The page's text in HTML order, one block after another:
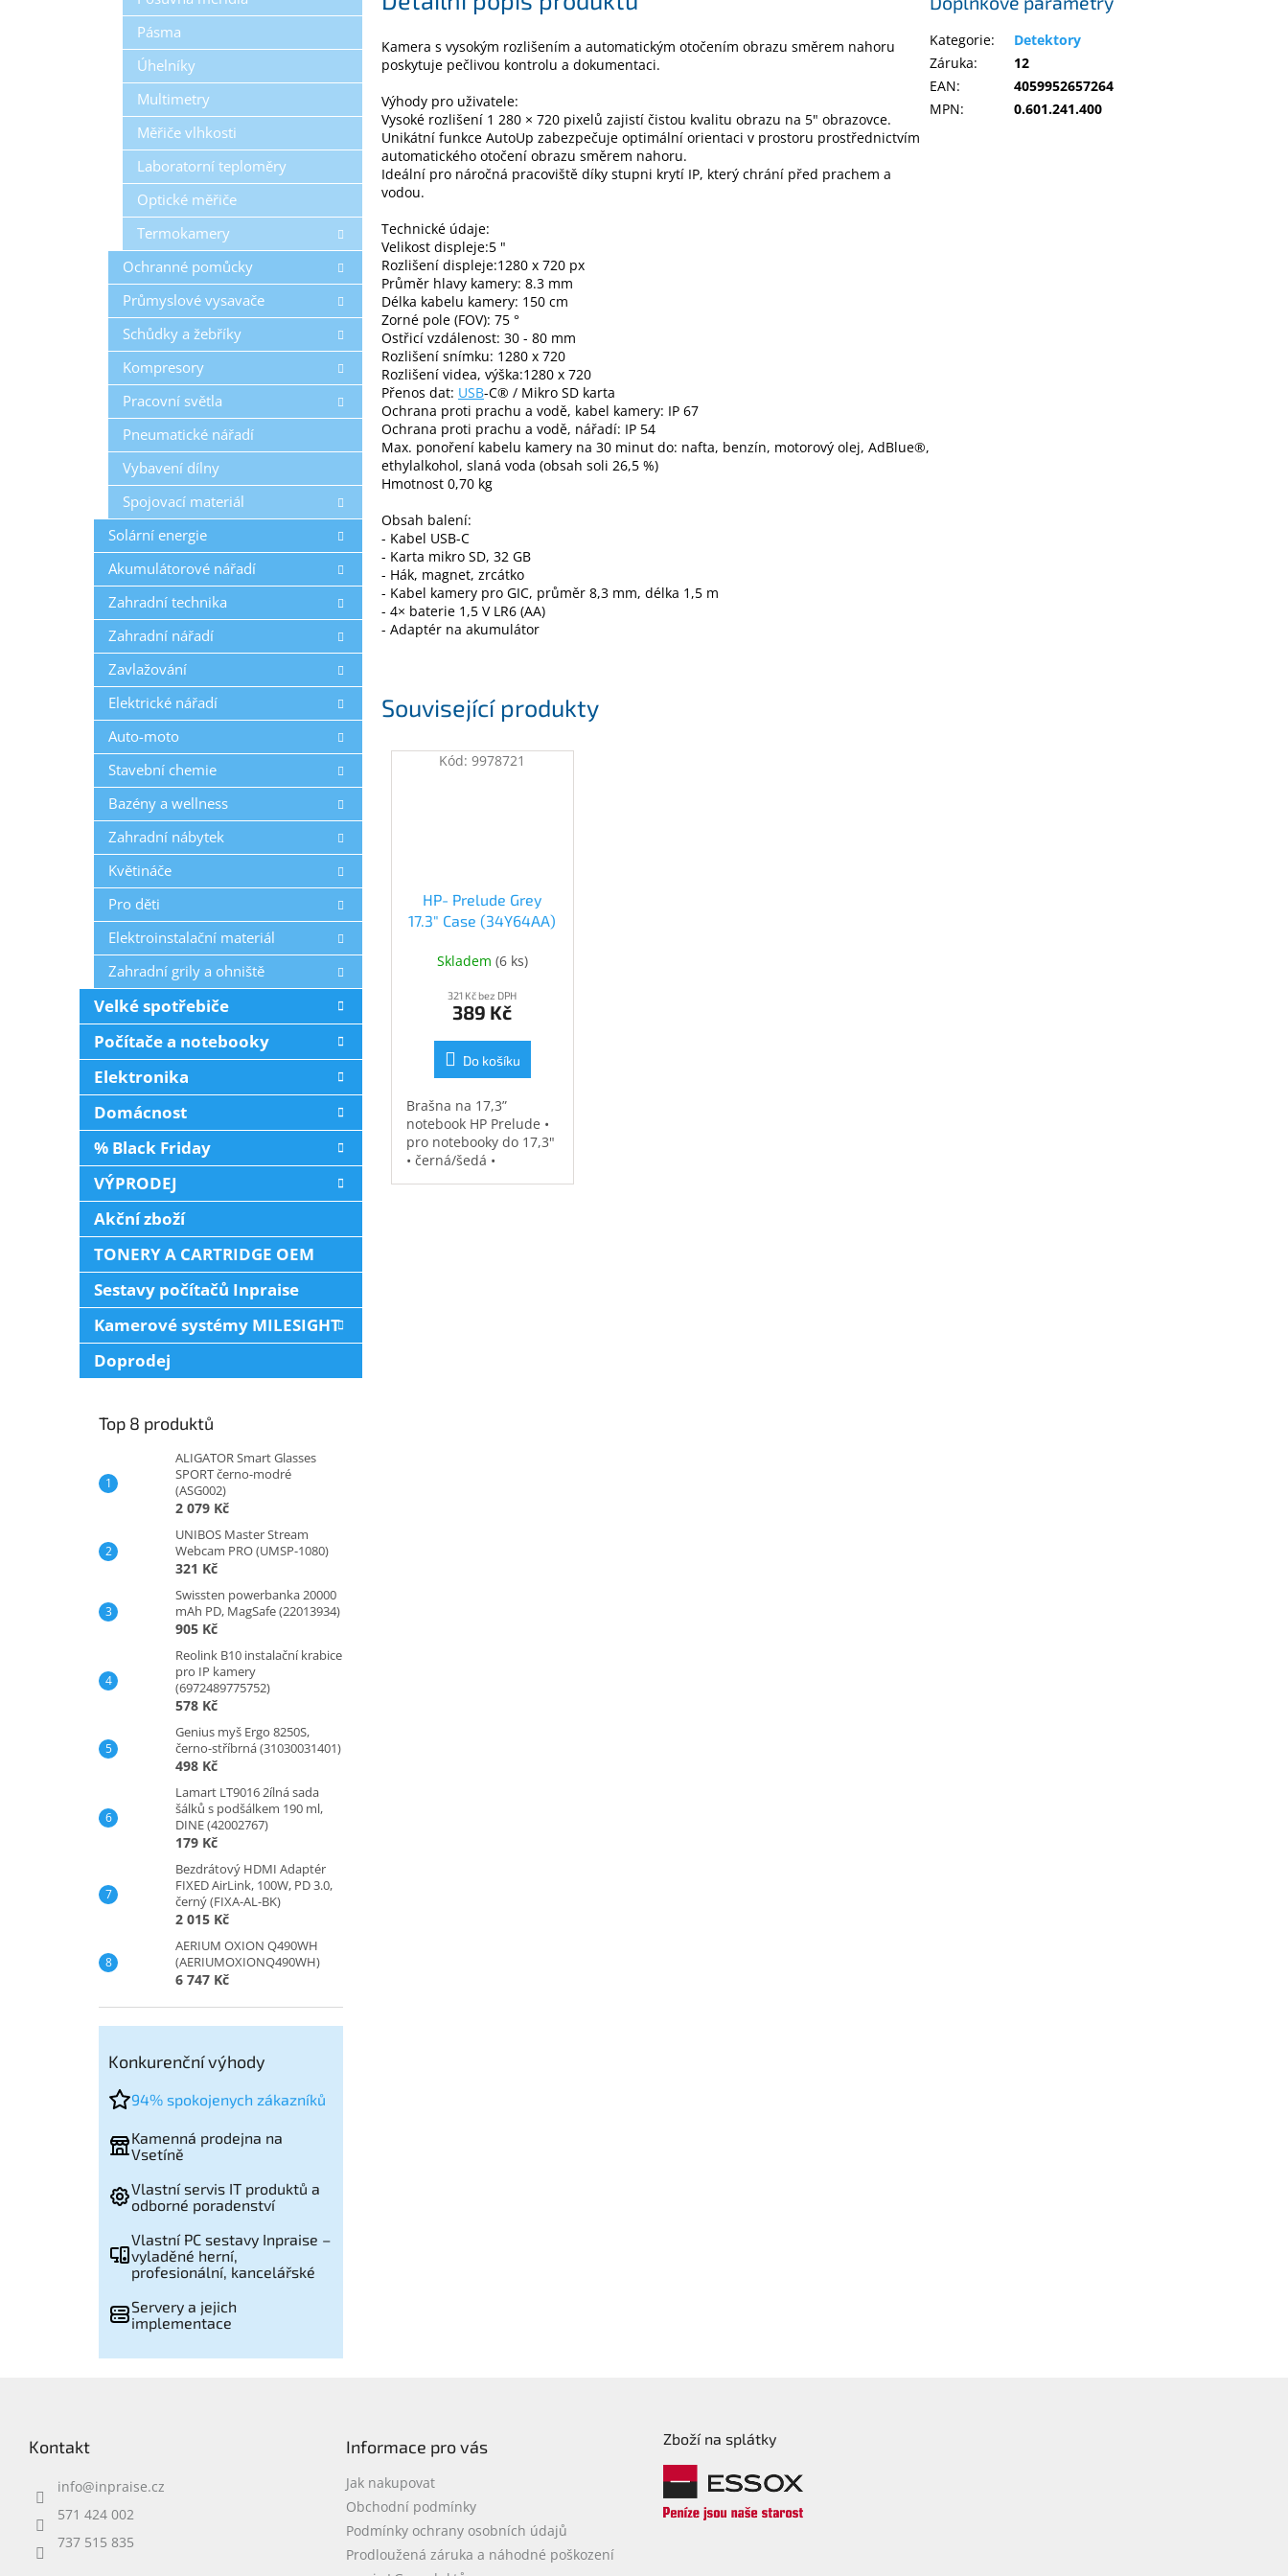
Pásma
Úhelníky
Multimetry
Měřiče vlhkosti
Laboratorní teploměry
Optické měřiče
Termokamery
Ochranné pomůcky
Průmyslové vysavače
Schůdky a žebříky
Kompresory
Pracovní světla
Pneumatické nářadí
Vybavení dílny
Spojovací materiál
Solární energie
Akumulátorové nářadí
Zahradní technika
Zahradní nářadí
Zavlažování
Elektrické nářadí
Auto-moto
Stavební chemie
Bazény a wellness
Zahradní nábytek
Květináče
Pro děti
Elektroinstalační materiál
Zahradní grily a ohniště
Velké spotřebiče
Počítače a notebooky
Elektronika
Domácnost
% Black Friday
VÝPRODEJ
Akční zboží
TONERY A CARTRIDGE OEM
Sestavy počítačů Inpraise
Kamerové systémy MILESIGHT
Doprodej
Top 8 produktů
ALIGATOR Smart Glasses
SPORT černo-modré
(ASG002)
2 079 Kč
UNIBOS Master Stream
Webcam PRO (UMSP-1080)
321 Kč
Swissten powerbanka 20000
mAh PD, MagSafe (22013934)
905 Kč
Reolink B10 instalační krabice
pro IP kamery
(6972489775752)
578 Kč
Genius myš Ergo 8250S,
černo-stříbrná (31030031401)
498 Kč
Lamart LT9016 2ílná sada
šálků s podšálkem 190 ml,
DINE (42002767)
179 Kč
Bezdrátový HDMI Adaptér
FIXED AirLink, 100W, PD 3.0,
černý (FIXA-AL-BK)
2 015 Kč
AERIUM OXION Q490WH
(AERIUMOXIONQ490WH)
6 747 Kč
Konkurenční výhody
94% spokojenych zákazníků
Kamenná prodejna na
Vsetíně
Vlastní servis IT produktů a
odborné poradenství
Vlastní PC sestavy Inpraise –
vyladěné herní,
profesionální, kancelářské
Servery a jejich
implementace
Související produkty
HP- Prelude Grey
17.3" Case (34Y64AA)
Skladem (6 ks)
321 Kč bez DPH
389 Kč
Do košíku
Brašna na 17,3”
notebook HP Prelude •
pro notebooky do 17,3"
• černá/šedá •
Kód:9978721
Kamera s vysokým rozlišením a automatickým otočením obrazu směrem nahoru
poskytuje pečlivou kontrolu a dokumentaci.
Výhody pro uživatele:
Vysoké rozlišení 1 280 × 720 pixelů zajistí čistou kvalitu obrazu na 5" obrazovce.
Unikátní funkce AutoUp zabezpečuje optimální orientaci v prostoru prostřednictvím
automatického otočení obrazu směrem nahoru.
Ideální pro náročná pracoviště díky stupni krytí IP, který chrání před prachem a
vodou.
Technické údaje:
Velikost displeje:5 "
Rozlišení displeje:1280 x 720 px
Průměr hlavy kamery: 8.3 mm
Délka kabelu kamery: 150 cm
Zorné pole (FOV): 75 °
Ostřicí vzdálenost: 30 - 80 mm
Rozlišení snímku: 1280 x 720
Rozlišení videa, výška:1280 x 720
Přenos dat: USB-C® / Mikro SD karta
Ochrana proti prachu a vodě, kabel kamery: IP 67
Ochrana proti prachu a vodě, nářadí: IP 54
Max. ponoření kabelu kamery na 30 minut do: nafta, benzín, motorový olej, AdBlue®,
ethylalkohol, slaná voda (obsah soli 26,5 %)
Hmotnost 0,70 kg
Obsah balení:
- Kabel USB-C
- Karta mikro SD, 32 GB
- Hák, magnet, zrcátko
- Kabel kamery pro GIC, průměr 8,3 mm, délka 1,5 m
- 4× baterie 1,5 V LR6 (AA)
- Adaptér na akumulátor
Kategorie:
Detektory
Záruka:
12
EAN:
4059952657264
MPN: 0.601.241.400
Kontakt
info@inpraise.cz
571 424 002
737 515 835
Informace pro vás
Jak nakupovat
Obchodní podmínky
Podmínky ochrany osobních údajů
Prodloužená záruka a náhodné poškození
Zboží na splátky